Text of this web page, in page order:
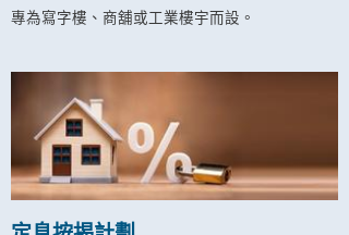
專為寫字樓、商舖或工業樓宇而設。